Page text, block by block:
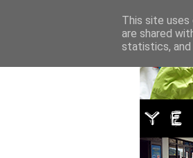
This site
are shared
statistics,